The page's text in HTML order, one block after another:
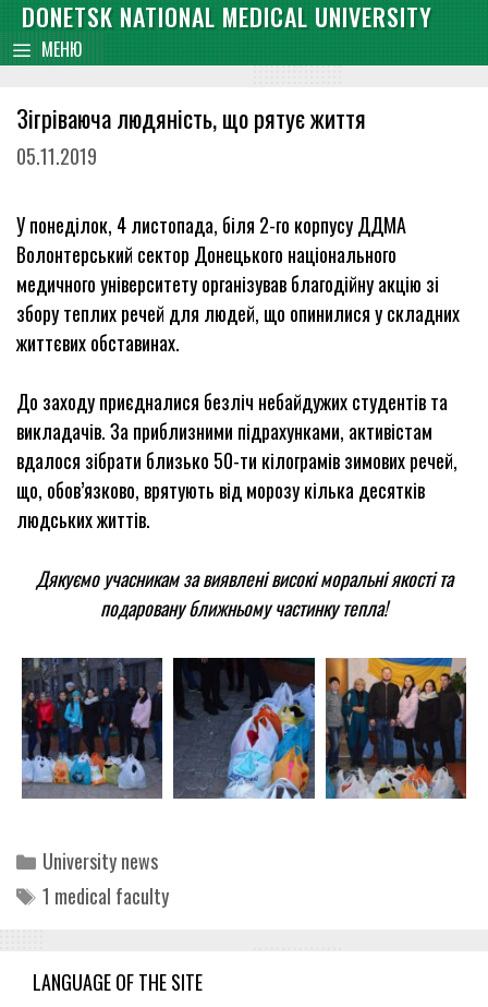
content
Skip
to
content
DONETSK NATIONAL MEDICAL UNIVERSITY
МЕНЮ
Зігріваюча людяність, що рятує життя
05.11.2019
У понеділок, 4 листопада, біля 2-го корпусу ДДМА
Волонтерський сектор Донецького національного
медичного університету організував благодійну акцію зі
збору теплих речей для людей, що опинилися у складних
життєвих обставинах.
До заходу приєдналися безліч небайдужих студентів та
викладачів. За приблизними підрахунками, активістам
вдалося зібрати близько 50-ти кілограмів зимових речей,
що, обов’язково, врятують від морозу кілька десятків
людських життів.
Дякуємо учасникам за виявлені високі моральні якості та
подаровану ближньому частинку тепла!
Categories
University news
Tags
1 medical faculty
LANGUAGE OF THE SITE